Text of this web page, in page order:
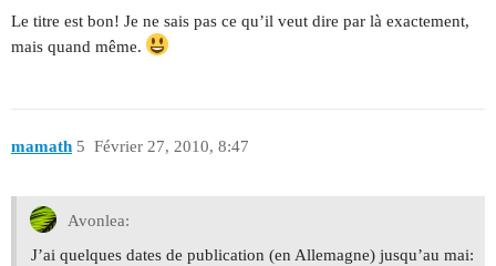
Le titre est bon! Je ne sais pas ce qu’il veut dire par là exactement,
mais quand même.
mamath Février 27, 2010, 8:47
5
Avonlea:
J’ai quelques dates de publication (en Allemagne) jusqu’au mai: